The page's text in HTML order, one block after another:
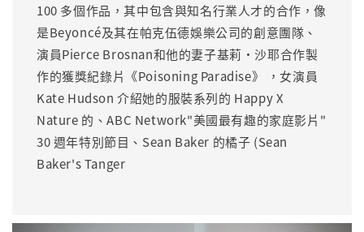
100 多個作品，其中包含與知名行業人才的合作，像
是Beyoncé及其在帕克伍德娛樂公司的創意團隊、
演員Pierce Brosnan和他的妻子基莉·沙耶合作製
作的獲獎紀錄片《Poisoning Paradise》 ，女演員
Kate Hudson 介紹她的服裝系列的 Happy X
Nature 的、ABC Network"美國最有趣的家庭影片"
30 週年特別節目、Sean Baker 的橘子 (Sean
Baker's Tanger